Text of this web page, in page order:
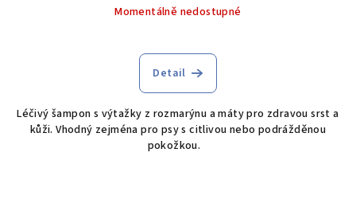
Momentálně nedostupné
Detail
Léčivý šampon s výtažky z rozmarýnu a máty pro zdravou srst a
kůži. Vhodný zejména pro psy s citlivou nebo podrážděnou
pokožkou.